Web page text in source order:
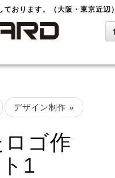
おります。（大阪・東京近辺）
デザイン制作 »
ゴ作
1